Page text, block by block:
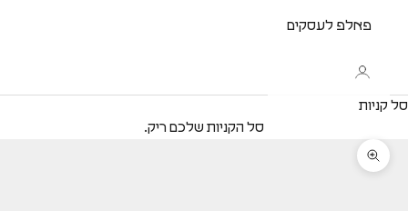
פאלפ לעסקים
סל קניות
סל הקניות שלכם ריק.